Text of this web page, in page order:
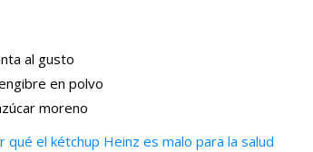
al gusto
en polvo
moreno
qué el kétchup Heinz es malo para la salud